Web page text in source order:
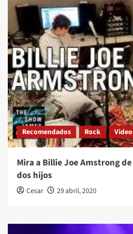
Recomendados Rock
Mira a Billie Joe Amstrong
dos hijos
Cesar 29 abril, 2020